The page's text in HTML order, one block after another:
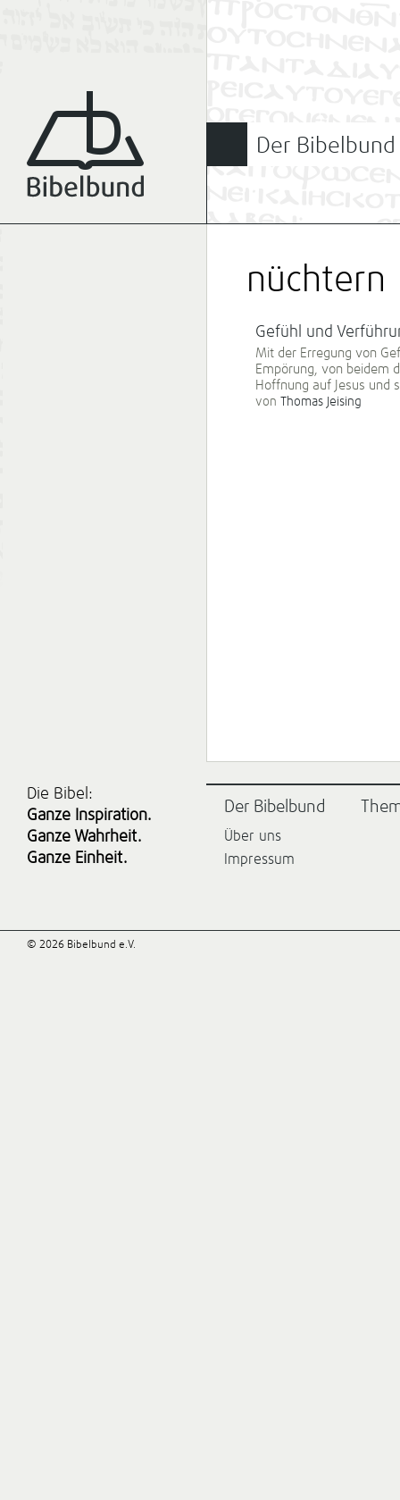
Der Bibelbund
nüchtern
Gefühl und
Mit der Erregung von
Empörung, von beidem
Hoffnung auf Jesus und
von Thomas Jeising
Die Bibel:
Ganze Inspiration.
Ganze Wahrheit.
Ganze Einheit.
Der Bibelbund
Über uns
Impressum
© 2026 Bibelbund e.V.